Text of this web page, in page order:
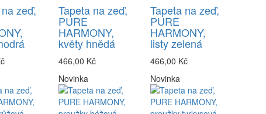
zeď, Tapeta na zeď,
PURE
HARMONY,
květy hnědá
466,00 Kč
Tapeta na zeď,
PURE
HARMONY,
listy zelená
466,00 Kč
Novinka Novinka